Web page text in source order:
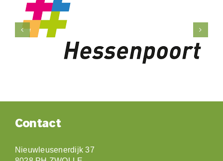
Contact
Nieuwleusenerdijk 37